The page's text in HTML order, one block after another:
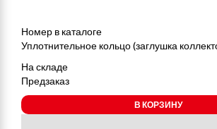
Номер в каталоге
Уплотнительное кольцо (заглушка
На складе
Предзаказ
В КОРЗИНУ